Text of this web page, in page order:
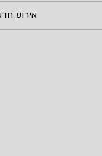
אירוע